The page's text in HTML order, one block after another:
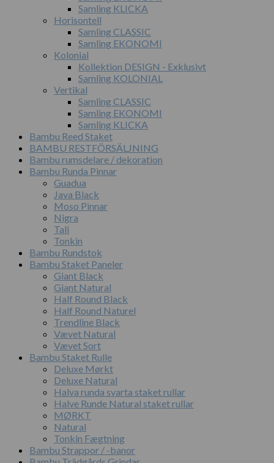
Samling KLICKA
Horisontell
Samling CLASSIC
Samling EKONOMI
Kolonial
Kollektion DESIGN - Exklusivt
Samling KOLONIAL
Vertikal
Samling CLASSIC
Samling EKONOMI
Samling KLICKA
Bambu Reed Staket
BAMBU RESTFÖRSÄLJNING
Bambu rumsdelare / dekoration
Bambu Runda Pinnar
Guadua
Java Black
Moso Pinnar
Nigra
Tali
Tonkin
Bambu Rundstok
Bambu Staket Paneler
Giant Black
Giant Natural
Half Round Black
Half Round Naturel
Trendline Black
Vævet Natural
Vævet Sort
Bambu Staket Rulle
Deluxe Mørkt
Deluxe Natural
Halva runda svarta staket rullar
Halve Runde Natural staket rullar
MØRKT
Natural
Tonkin Fægtning
Bambu Strappor / -banor